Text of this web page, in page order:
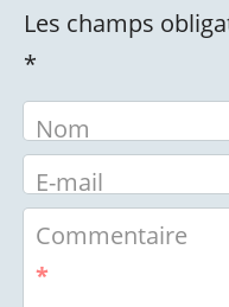
Les champs
*
Nom
E-mail
Commentaire
*